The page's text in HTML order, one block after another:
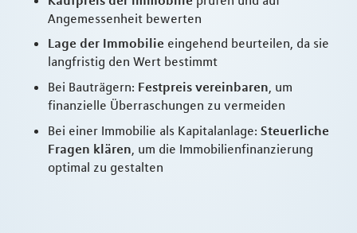
Angemessenheit bewerten
Lage der Immobilie eingehend beurteilen, da sie
langfristig den Wert bestimmt
Bei Bauträgern: Festpreis vereinbaren, um
finanzielle Überraschungen zu vermeiden
Bei einer Immobilie als Kapitalanlage: Steuerliche
Fragen klären, um die Immobilienfinanzierung
optimal zu gestalten